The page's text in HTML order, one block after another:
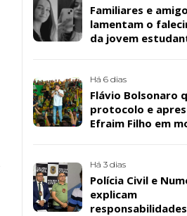
Familiares e
lamentam o
da jovem
Santos, em Patos
Há 6 dias
Flávio Bolsonaro
protocolo e
Efraim Filho em
Há 3 dias
Polícia Civil e
explicam